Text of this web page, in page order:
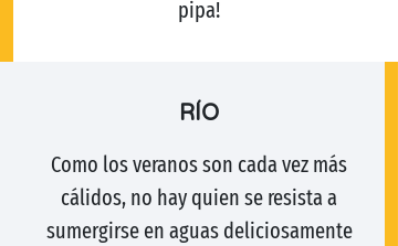
pipa!
RÍO
Como los veranos son cada vez más
cálidos, no hay quien se resista a
sumergirse en aguas deliciosamente